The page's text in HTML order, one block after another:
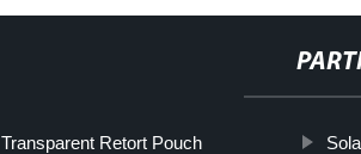
Transparent Retort Pouch